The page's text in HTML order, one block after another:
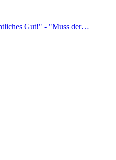
Gut!" - "Muss der…